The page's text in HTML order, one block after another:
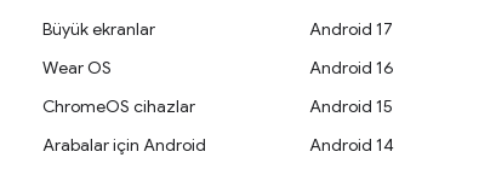
Büyük ekranlar
Wear OS
ChromeOS cihazlar
Arabalar için Android
Android 17
Android 16
Android 15
Android 14